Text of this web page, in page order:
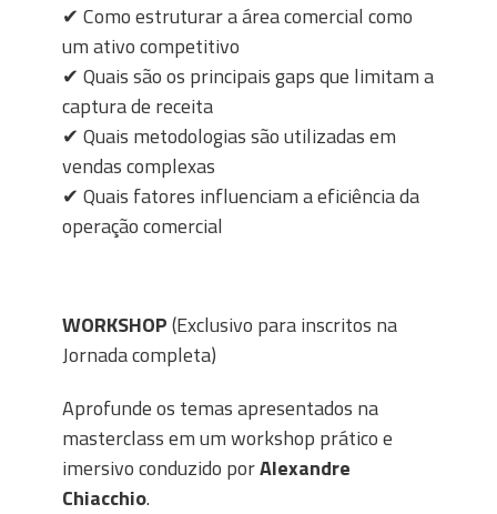
✔ Como estruturar a área comercial como
um ativo competitivo
✔ Quais são os principais gaps que limitam a
captura de receita
✔ Quais metodologias são utilizadas em
vendas complexas
✔ Quais fatores influenciam a eficiência da
operação comercial
WORKSHOP(Exclusivo para inscritos na
Jornada completa)
Aprofunde os temas apresentados na
masterclass em um workshop prático e
imersivo conduzido porAlexandre
Chiacchio.